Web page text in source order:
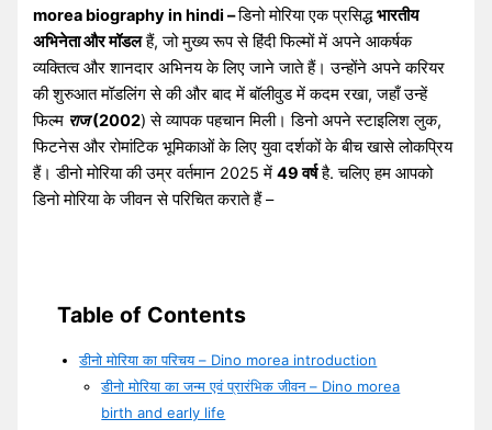
morea biography in hindi –डिनो मोरिया एक प्रसिद्धभारतीय
अभिनेता और मॉडलहैं, जो मुख्य रूप से हिंदी फिल्मों में अपने आकर्षक
व्यक्तित्व और शानदार अभिनय के लिए जाने जाते हैं। उन्होंने अपने करियर
की शुरुआत मॉडलिंग से की और बाद में बॉलीवुड में कदम रखा, जहाँ उन्हें
फिल्म राज(2002) से व्यापक पहचान मिली। डिनो अपने स्टाइलिश लुक,
फिटनेस और रोमांटिक भूमिकाओं के लिए युवा दर्शकों के बीच खासे लोकप्रिय
हैं। डीनो मोरिया की उम्र वर्तमान 2025 में49 वर्षहै. चलिए हम आपको
डिनो मोरिया के जीवन से परिचित कराते हैं –
Table of Contents
डीनो मोरिया का परिचय – Dino morea introduction
डीनो मोरिया का जन्म एवं प्रारंभिक जीवन – Dino morea
birth and early life